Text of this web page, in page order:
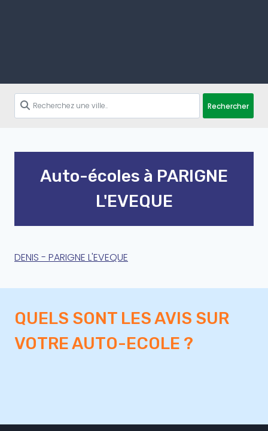
Rechercher
Auto-écoles à PARIGNE
L'EVEQUE
DENIS - PARIGNE L'EVEQUE
QUELS SONT LES AVIS SUR
VOTRE AUTO-ECOLE ?